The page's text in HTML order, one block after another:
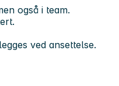
også i team.
ved ansettelse.